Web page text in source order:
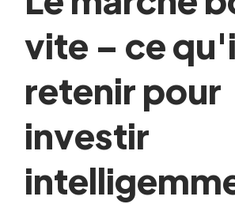
vite – ce
retenir pour
investir